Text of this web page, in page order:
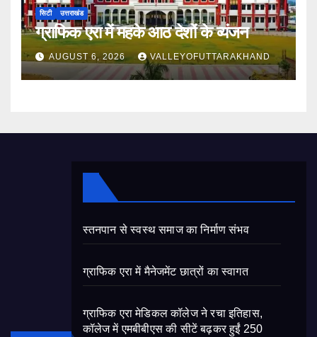
सिटी उत्तराखंड
ग्राफिक एरा में महके आठ देशों के व्यंजन
AUGUST 6, 2026 VALLEYOFUTTARAKHAND
स्तनपान से स्वस्थ समाज का निर्माण संभव
ग्राफिक एरा में मैनेजमेंट छात्रों का स्वागत
ग्राफिक एरा मेडिकल कॉलेज ने रचा इतिहास,
कॉलेज में एमबीबीएस की सीटें बढ़कर हुईं 250